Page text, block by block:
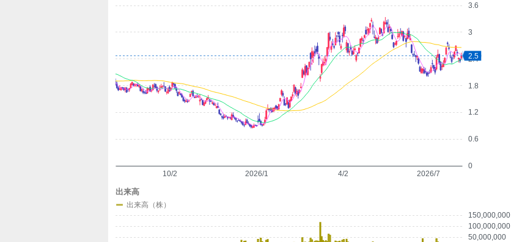
定
0
0.6
1.2
1.8
2.4
3
3.6
2026/1 2026/7
10/2 4/2
2.5
50,000,000
100,000,000
150,000,000
出来高
出来高（株）